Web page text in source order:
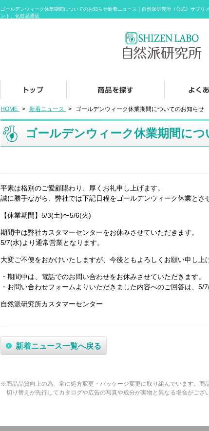
ゴールデンウィーク休業期間についてのお知らせ新着ニュース｜自然派研究所《公式》サプリメ
ント、化粧品通販
HOME > 新着ニュース > ゴールデンウィーク休業期間についてのお知らせ
ゴールデンウィーク休業期間に
平素は格別のご愛顧賜わり、厚くお礼申し上げます。
誠に勝手ながら、弊社では下記日程をゴールデンウィーク休業とさ
【休業期間】5/3(土)〜5/6(火)
期間中は弊社カスタマーセンターをお休みさせていただきます。
5/7(水)より通常営業となります。
大変ご不便をおかけいたしますが、今後ともよろしくお願い申し上
・期間中は、電話でのお問い合わせをお休みさせていただきます。
・お問い合わせフォームよりいただきました内容へのご回答は、5/
自然派研究所カスタマーセンター
新着ニュース一覧へ戻る
※商品品質向上の為、常に処方変更・パッケージ変更に取り組んでいます。商
切り替えが先行してカタログや広告の写真や成分が実物と異なる場合がござ